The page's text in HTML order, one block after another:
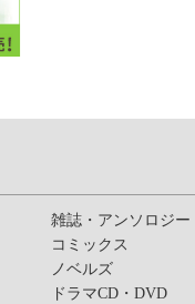
雑誌・アンソロジー
コミックス
ノベルズ
ドラマCD・DVD